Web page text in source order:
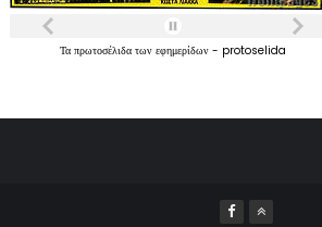
Τα πρωτοσέλιδα των εφημερίδων - protoselida